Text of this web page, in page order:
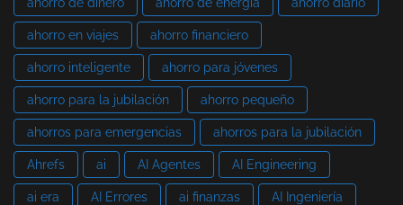
ahorro en viajes ahorro financiero
ahorro inteligente ahorro para jóvenes
ahorro para la jubilación ahorro pequeño
ahorros para emergencias ahorros para la jubilación
Ahrefs ai AI Agentes AI Engineering
ai era AI Errores ai finanzas AI Ingeniería